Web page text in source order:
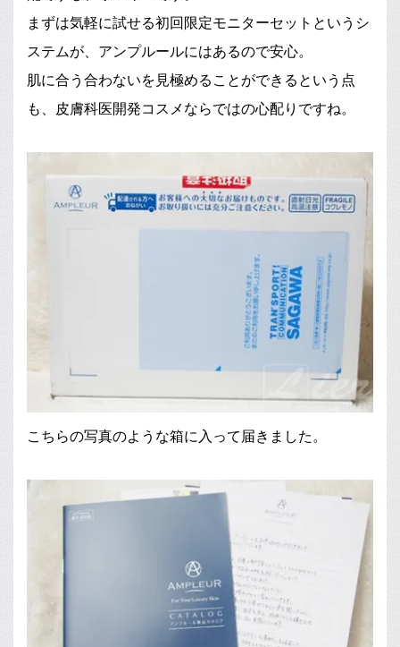
まずは気軽に試せる初回限定モニターセットというシ
ステムが、アンプルールにはあるので安心。
肌に合う合わないを見極めることができるという点
も、皮膚科医開発コスメならではの心配りですね。
こちらの写真のような箱に入って届きました。